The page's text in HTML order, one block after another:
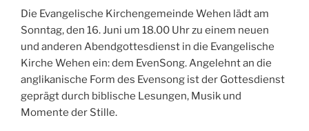
Die Evangelische Kirchengemeinde Wehen lädt am
Sonntag, den 16. Juni um 18.00 Uhr zu einem neuen
und anderen Abendgottesdienst in die Evangelische
Kirche Wehen ein: dem EvenSong. Angelehnt an die
anglikanische Form des Evensong ist der Gottesdienst
geprägt durch biblische Lesungen, Musik und
Momente der Stille.